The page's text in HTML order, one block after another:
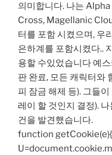
의미합니다. 나는
Cross, Magellanic
터를 포함 시켰으며, 우
은하계를 포함시켰다..
용할 수있었습니다 예
판 완료, 모든 캐릭터와
피 잠금 해제 등). 그들
레이 할 것인지 결정).
건을 발견했습니다.
function